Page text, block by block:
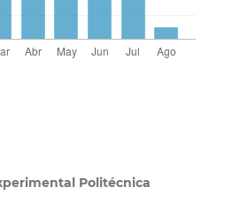
Politécnica